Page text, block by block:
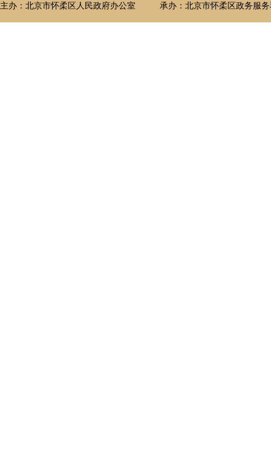
主办：北京市怀柔区人民政府办公室 承办：北京市怀柔区政务服